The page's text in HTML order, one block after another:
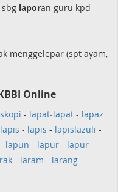
laporan guru kpd
menggelepar (spt ayam,
Online
- lapat-lapat - lapaz
lapis - lapis - lapislazuli -
- lapun - lapur - lapur -
- laram - larang -